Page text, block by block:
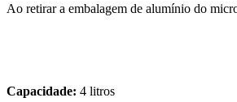
Ao retirar a embalagem de alumínio do
Capacidade: 4 litros